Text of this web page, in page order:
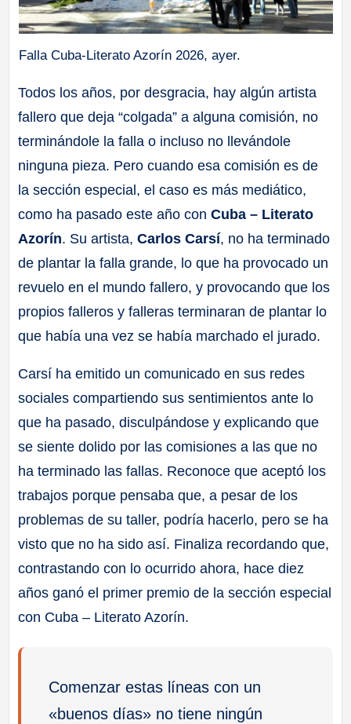
Falla Cuba-Literato Azorín 2026, ayer.
Todos los años, por desgracia, hay algún artista
fallero que deja “colgada” a alguna comisión, no
terminándole la falla o incluso no llevándole
ninguna pieza. Pero cuando esa comisión es de
la sección especial, el caso es más mediático,
como ha pasado este año conCuba – Literato
Azorín. Su artista,Carlos Carsí, no ha terminado
de plantar la falla grande, lo que ha provocado un
revuelo en el mundo fallero, y provocando que los
propios falleros y falleras terminaran de plantar lo
que había una vez se había marchado el jurado.
Carsí ha emitido un comunicado en sus redes
sociales compartiendo sus sentimientos ante lo
que ha pasado, disculpándose y explicando que
se siente dolido por las comisiones a las que no
ha terminado las fallas. Reconoce que aceptó los
trabajos porque pensaba que, a pesar de los
problemas de su taller, podría hacerlo, pero se ha
visto que no ha sido así. Finaliza recordando que,
contrastando con lo ocurrido ahora, hace diez
años ganó el primer premio de la sección especial
con Cuba – Literato Azorín.
Comenzar estas líneas con un
«buenos días» no tiene ningún